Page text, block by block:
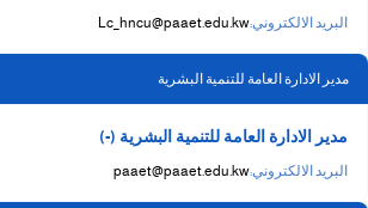
البريد الالكتروني:Lc_hncu@paaet.edu.kw
مدير الادارة العامة للتنمية البشرية
مدير الادارة العامة للتنمية البشرية (-)
البريد الالكتروني:paaet@paaet.edu.kw